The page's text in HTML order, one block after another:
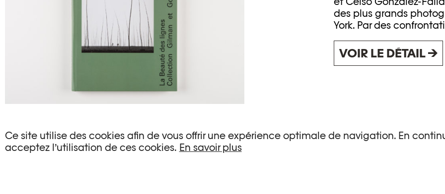
Ce site utilise des cookies afin de vous offrir une expérience optimale de navigation. En
acceptez l’utilisation de ces cookies. En savoir plus
des plus grands
York. Par des
VOIR LE DÉTAIL →
JOSEF